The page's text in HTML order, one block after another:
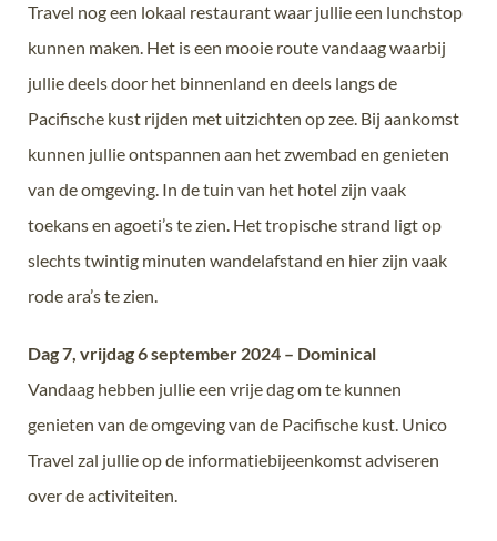
Travel nog een lokaal restaurant waar jullie een lunchstop
kunnen maken. Het is een mooie route vandaag waarbij
jullie deels door het binnenland en deels langs de
Pacifische kust rijden met uitzichten op zee. Bij aankomst
kunnen jullie ontspannen aan het zwembad en genieten
van de omgeving. In de tuin van het hotel zijn vaak
toekans en agoeti’s te zien. Het tropische strand ligt op
slechts twintig minuten wandelafstand en hier zijn vaak
rode ara’s te zien.
Dag 7, vrijdag 6 september 2024 – Dominical
Vandaag hebben jullie een vrije dag om te kunnen
genieten van de omgeving van de Pacifische kust. Unico
Travel zal jullie op de informatiebijeenkomst adviseren
over de activiteiten.